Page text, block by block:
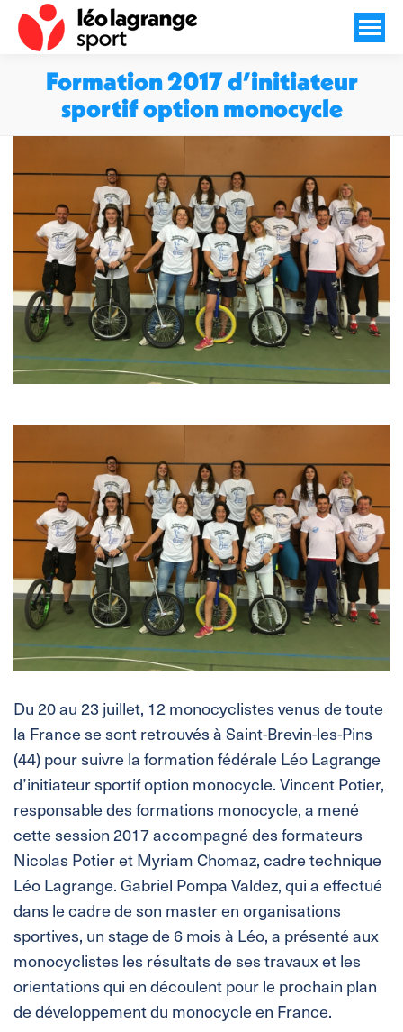
Formation 2017 d’initiateur
sportif option monocycle
Vous êtes ici :
Du 20 au 23 juillet, 12 monocyclistes venus de toute
la France se sont retrouvés à Saint-Brevin-les-Pins
(44) pour suivre la formation fédérale Léo Lagrange
d’initiateur sportif option monocycle. Vincent Potier,
responsable des formations monocycle, a mené
cette session 2017 accompagné des formateurs
Nicolas Potier et Myriam Chomaz, cadre technique
Léo Lagrange. Gabriel Pompa Valdez, qui a effectué
dans le cadre de son master en organisations
sportives, un stage de 6 mois à Léo, a présenté aux
monocyclistes les résultats de ses travaux et les
orientations qui en découlent pour le prochain plan
de développement du monocycle en France.